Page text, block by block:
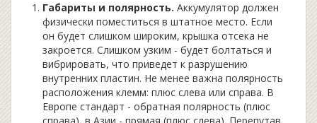
Габариты и полярность. Аккумулятор должен
физически поместиться в штатное место. Если
он будет слишком широким, крышка отсека не
закроется. Слишком узким - будет болтаться и
вибрировать, что приведет к разрушению
внутренних пластин. Не менее важна полярность
расположения клемм: плюс слева или справа. В
Европе стандарт - обратная полярность (плюс